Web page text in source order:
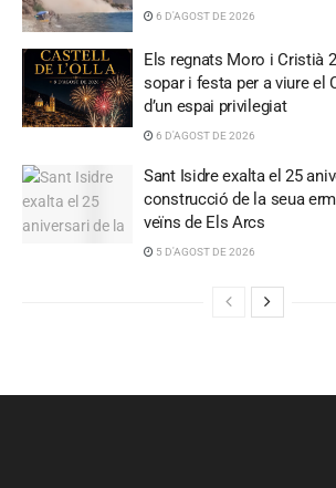
6 D'AGOST DE 2026
Els regnats Moro i Cristià
sopar i festa per a viure el
d’un espai privilegiat
6 D'AGOST DE 2026
Sant Isidre exalta el 25
construcció de la seua
veïns de Els Arcs
5 D'AGOST DE 2026